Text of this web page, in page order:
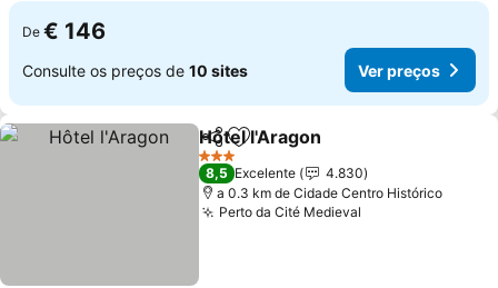
De € 146
Consulte os preços de 10 sites Ver preços
PartilharAdicionar aos favoritos
Hôtel l'Aragon
3 Estrelas
8,5 Excelente
4.830
a 0.3 km de Cidade Centro Histórico
Perto da Cité Medieval